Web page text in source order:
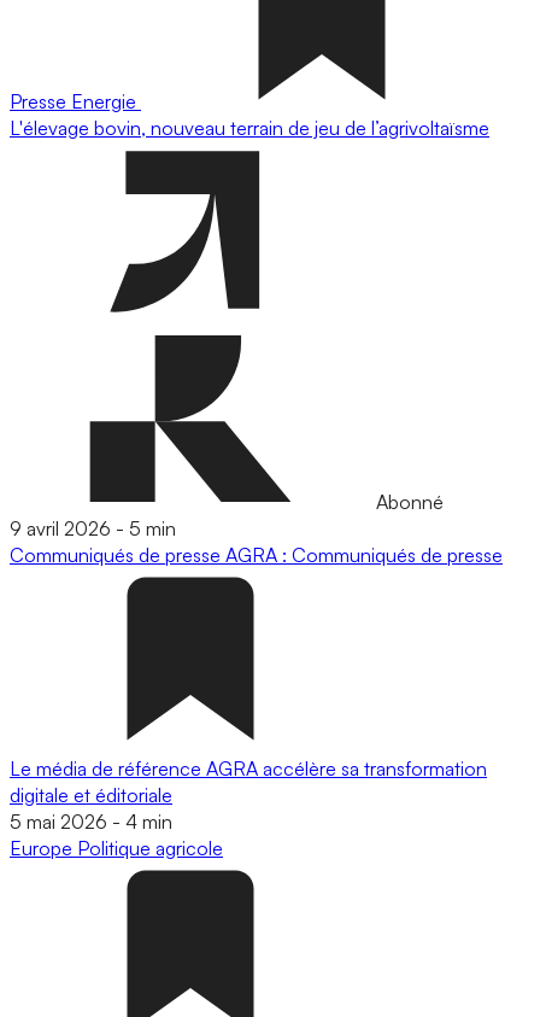
Presse Energie
L'élevage bovin, nouveau terrain de jeu de l’agrivoltaïsme
Abonné
9 avril 2026 - 5 min
Communiqués de presse AGRA : Communiqués de presse
Le média de référence AGRA accélère sa transformation
digitale et éditoriale
5 mai 2026 - 4 min
Europe Politique agricole